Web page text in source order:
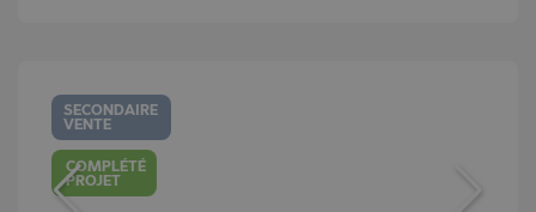
SECONDAIRE
VENTE
COMPLÉTÉ
PROJET